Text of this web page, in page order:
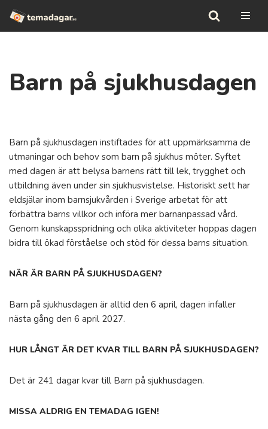
Hoppa
Barn på sjukhusdagen
Barn på sjukhusdagen instiftades för att uppmärksamma de
utmaningar och behov som barn på sjukhus möter. Syftet
med dagen är att belysa barnens rätt till lek, trygghet och
utbildning även under sin sjukhusvistelse. Historiskt sett har
eldsjälar inom barnsjukvården i Sverige arbetat för att
förbättra barns villkor och införa mer barnanpassad vård.
Genom kunskapsspridning och olika aktiviteter hoppas dagen
bidra till ökad förståelse och stöd för dessa barns situation.
NÄR ÄR BARN PÅ SJUKHUSDAGEN?
Barn på sjukhusdagen är alltid den 6 april, dagen infaller
nästa gång den 6 april 2027.
HUR LÅNGT ÄR DET KVAR TILL BARN PÅ SJUKHUSDAGEN?
Det är 241 dagar kvar till Barn på sjukhusdagen.
MISSA ALDRIG EN TEMADAG IGEN!